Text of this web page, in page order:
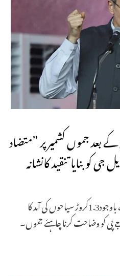
منسوخی کے بعد جموں کشمیر پر ”متضاد
کو بنایا تنقید کانشانہ
عبداللہ نے کہاکہ انفرسٹکچر کی کمی کے باوجود1.3کروڑ سیاحوں کی آمد کا
پی کو وضاحت کرنا چاہئے جموں۔